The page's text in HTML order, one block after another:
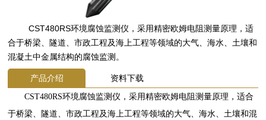
CST480RS环境腐蚀监测仪，采用精密欧姆电阻测量原理，适
合于桥梁、隧道、市政工程及海上工程等领域的大气、海水、土壤和
混凝土中金属结构的腐蚀监测。
产品介绍 资料下载
CST480RS环境腐蚀监测仪，采用精密欧姆电阻测量原理，适合
于桥梁、隧道、市政工程及海上工程等领域的大气、海水、土壤和混